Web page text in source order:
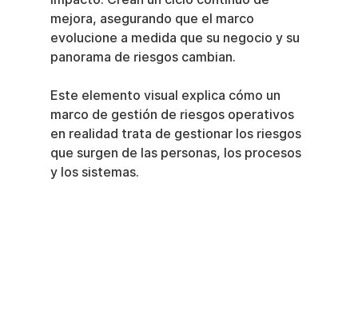
mejora, asegurando que el marco
evolucione a medida que su negocio y su
panorama de riesgos cambian.
Este elemento visual explica cómo un
marco de gestión de riesgos operativos
en realidad trata de gestionar los riesgos
que surgen de las personas, los procesos
y los sistemas.